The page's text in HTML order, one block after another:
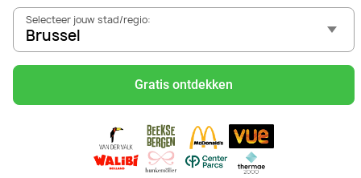
Selecteer jouw stad/regio:
Brussel
Gratis ontdekken
Voordelig sushi scoren? Ontdek de beste sushi restaurants
in Brussel en omgeving
Schoonheidsspecialisten in Brussel: voordelige
beautydeals
Schoonheidssalons in Brussel: voordelige beauty-
arrangementen
Met korting zwemmen bij zwembaden in regio Brussel
Ontdek voordelige escaperooms in Brussel
Met korting karten in regio Brussel